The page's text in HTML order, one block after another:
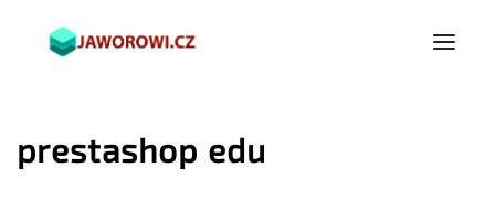
prestashop edu